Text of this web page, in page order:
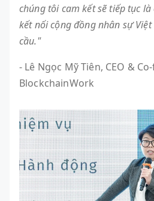
chúng tôi cam kết sẽ tiếp tục
kết nối cộng đồng nhân sự
cầu."
- Lê Ngọc Mỹ Tiên, CEO &
BlockchainWork